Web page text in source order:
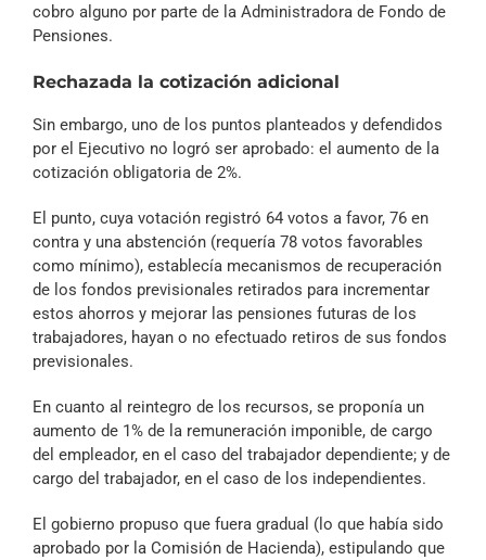
cobro alguno por parte de la Administradora de Fondo de
Pensiones.
Rechazada la cotización adicional
Sin embargo, uno de los puntos planteados y defendidos
por el Ejecutivo no logró ser aprobado: el aumento de la
cotización obligatoria de 2%.
El punto, cuya votación registró 64 votos a favor, 76 en
contra y una abstención (requería 78 votos favorables
como mínimo), establecía mecanismos de recuperación
de los fondos previsionales retirados para incrementar
estos ahorros y mejorar las pensiones futuras de los
trabajadores, hayan o no efectuado retiros de sus fondos
previsionales.
En cuanto al reintegro de los recursos, se proponía un
aumento de 1% de la remuneración imponible, de cargo
del empleador, en el caso del trabajador dependiente; y de
cargo del trabajador, en el caso de los independientes.
El gobierno propuso que fuera gradual (lo que había sido
aprobado por la Comisión de Hacienda), estipulando que